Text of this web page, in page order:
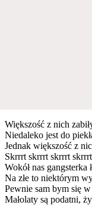
Większość z nich
Niedaleko jest do
Jednak większość z
Skrrrt skrrrt skrrrt
Wokół nas gangsterka
Na złe to niektórym
Pewnie sam bym się
Małolaty są podatni,